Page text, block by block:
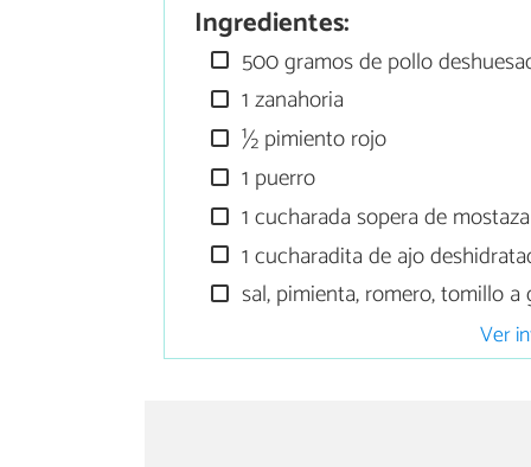
Ingredientes:
500 gramos de pollo
1 zanahoria
½ pimiento rojo
1 puerro
1 cucharada sopera de mostaza
1 cucharadita de ajo
sal, pimienta, romero, tomillo a
Ver